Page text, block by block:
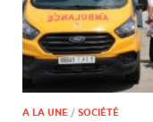
A LA UNE / SOCIÉTÉ